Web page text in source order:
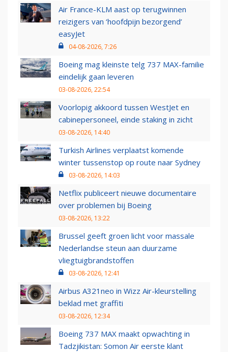
Air France-KLM aast op terugwinnen
reizigers van ‘hoofdpijn bezorgend’
easyJet
04-08-2026, 7:26
Boeing mag kleinste telg 737 MAX-familie
eindelijk gaan leveren
03-08-2026, 22:54
Voorlopig akkoord tussen WestJet en
cabinepersoneel, einde staking in zicht
03-08-2026, 14:40
Turkish Airlines verplaatst komende
winter tussenstop op route naar Sydney
03-08-2026, 14:03
Netflix publiceert nieuwe documentaire
over problemen bij Boeing
03-08-2026, 13:22
Brussel geeft groen licht voor massale
Nederlandse steun aan duurzame
vliegtuigbrandstoffen
03-08-2026, 12:41
Airbus A321neo in Wizz Air-kleurstelling
beklad met graffiti
03-08-2026, 12:34
Boeing 737 MAX maakt opwachting in
Tadzjikistan: Somon Air eerste klant